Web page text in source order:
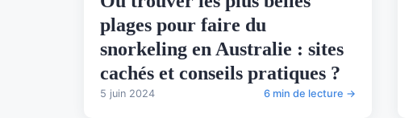
plages pour faire du
snorkeling en Australie : sites
cachés et conseils pratiques ?
5 juin 2024 6 min de lecture →